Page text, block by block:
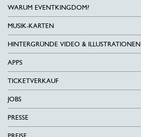
WARUM EVENTKINGDOM?
MUSIK-KARTEN
HINTERGRÜNDE VIDEO & ILLUSTRATIONEN
APPS
TICKETVERKAUF
JOBS
PRESSE